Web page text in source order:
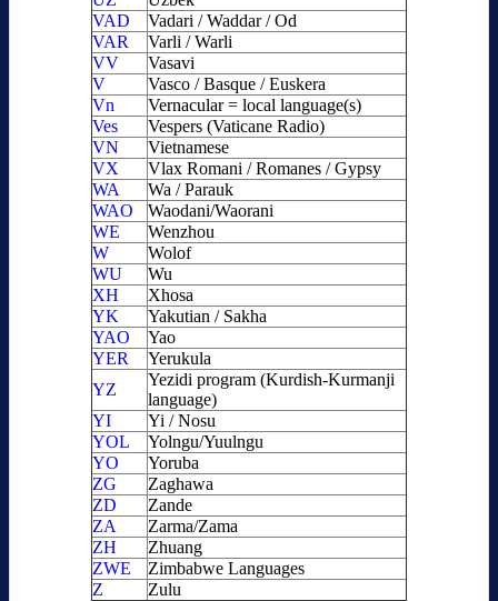
VAD
Vadari / Waddar / Od
VAR
Varli / Warli
VV
Vasavi
V
Vasco / Basque / Euskera
Vn
Vernacular = local language(s)
Ves
Vespers (Vaticane Radio)
VN
Vietnamese
VX
Vlax Romani / Romanes / Gypsy
WA
Wa / Parauk
WAO
Waodani/Waorani
WE
Wenzhou
W
Wolof
WU
Wu
XH
Xhosa
YK
Yakutian / Sakha
YAO
Yao
YER
Yerukula
YZ
Yezidi program (Kurdish-Kurmanji
language)
YI
Yi / Nosu
YOL
Yolngu/Yuulngu
YO
Yoruba
ZG
Zaghawa
ZD
Zande
ZA
Zarma/Zama
ZH
Zhuang
ZWE
Zimbabwe Languages
Z
Zulu